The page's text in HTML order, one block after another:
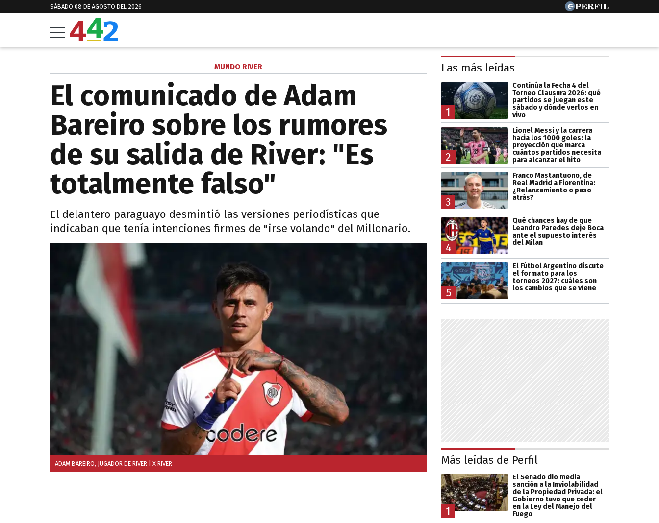
SÁBADO 08 DE AGOSTO DEL 2026
MUNDO RIVER
El comunicado de Adam
Bareiro sobre los rumores
de su salida de River: "Es
totalmente falso"
El delantero paraguayo desmintió las versiones periodísticas que
indicaban que tenía intenciones firmes de "irse volando" del Millonario.
ADAM BAREIRO, JUGADOR DE RIVER | X RIVER
Las más leídas
1
Continúa la Fecha 4 del
Torneo Clausura 2026: qué
partidos se juegan este
sábado y dónde verlos en
vivo
2
Lionel Messi y la carrera
hacia los 1000 goles: la
proyección que marca
cuántos partidos necesita
para alcanzar el hito
3
Franco Mastantuono, de
Real Madrid a Fiorentina:
¿Relanzamiento o paso
atrás?
4
Qué chances hay de que
Leandro Paredes deje Boca
ante el supuesto interés
del Milan
5
El Fútbol Argentino discute
el formato para los
torneos 2027: cuáles son
los cambios que se viene
Más leídas de Perfil
1
El Senado dio media
sanción a la Inviolabilidad
de la Propiedad Privada: el
Gobierno tuvo que ceder
en la Ley del Manejo del
Fuego